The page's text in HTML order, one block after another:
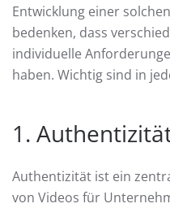
Entwicklung einer
bedenken, dass
individuelle
haben. Wichtig sind in
1.
Authentizität ist ein
von Videos für